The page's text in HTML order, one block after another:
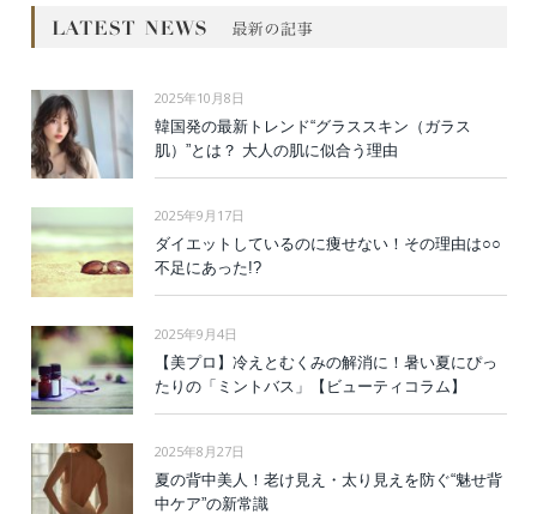
2025年10月8日
韓国発の最新トレンド“グラススキン（ガラス
肌）”とは？ 大人の肌に似合う理由
2025年9月17日
ダイエットしているのに痩せない！その理由は○○
不足にあった!?
2025年9月4日
【美プロ】冷えとむくみの解消に！暑い夏にぴっ
たりの「ミントバス」【ビューティコラム】
2025年8月27日
夏の背中美人！老け見え・太り見えを防ぐ“魅せ背
中ケア”の新常識